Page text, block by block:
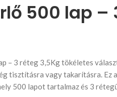
500 lap –
– 3 réteg 3,5Kg tökéletes
tisztításra vagy takarításra. Ez
500 lapot tartalmaz és 3